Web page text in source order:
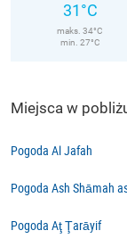
31°C
maks. 34°C
min. 27°C
Miejsca w
Pogoda Al Jafah
Pogoda Ash Shāmah
Pogoda Aţ Ţarāyif